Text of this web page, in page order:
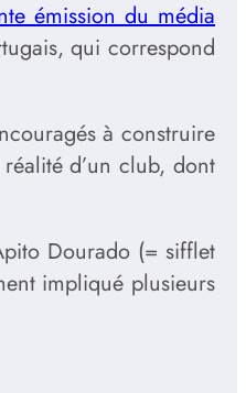
émission du média
qui correspond
à construire
d’un club, dont
Dourado (= sifflet
impliqué plusieurs